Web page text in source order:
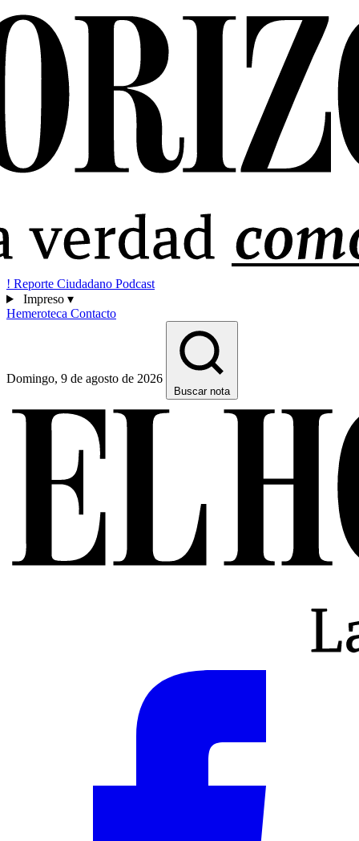
! Reporte Ciudadano Podcast
Impreso ▾
Hemeroteca Contacto
Domingo, 9 de agosto de 2026
Buscar nota